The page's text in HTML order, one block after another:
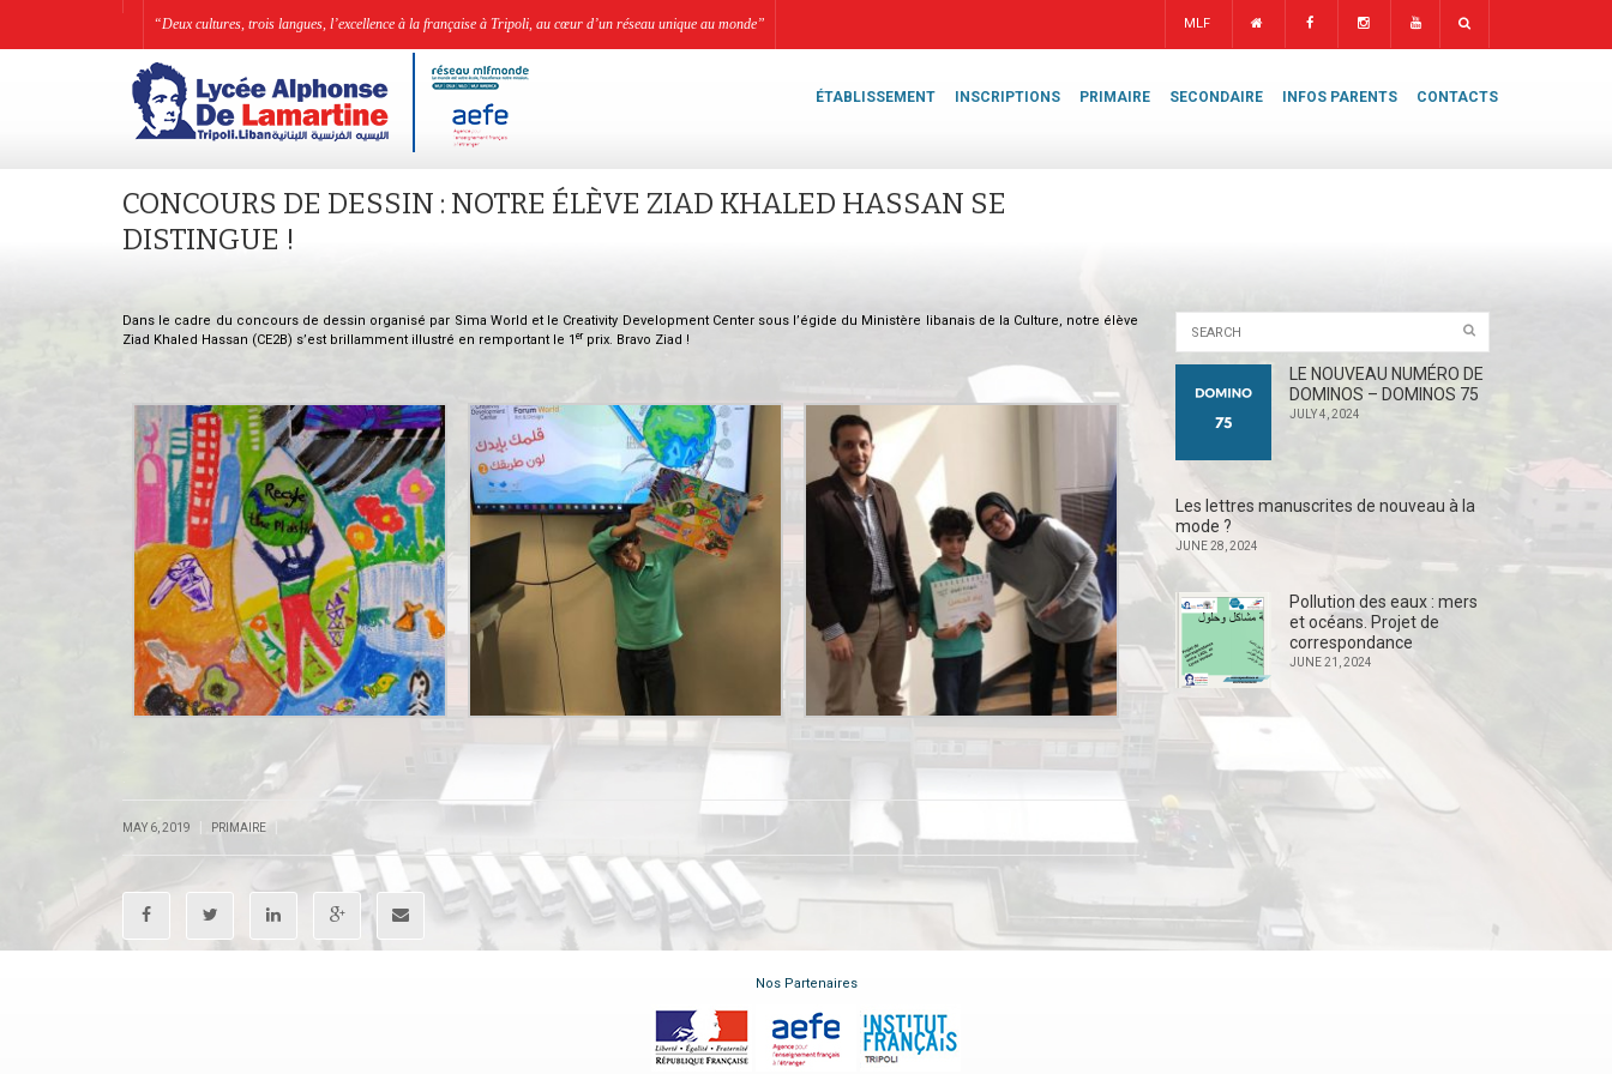
“Deux cultures, trois langues, l’excellence à la française à Tripoli, au cœur d’un réseau unique au monde” MLF
ÉTABLISSEMENT INSCRIPTIONS PRIMAIRE SECONDAIRE INFOS PARENTS CONTACTS
CONCOURS DE DESSIN : NOTRE ÉLÈVE ZIAD KHALED HASSAN SE
DISTINGUE !
Dans le cadre du concours de dessin organisé par Sima World et le Creativity Development Center sous l’égide du Ministère libanais de la Culture, notre élève
Ziad Khaled Hassan (CE2B) s’est brillamment illustré en remportant le 1 erprix. Bravo Ziad !
MAY 6, 2019 | PRIMAIRE
LE NOUVEAU NUMÉRO DE
DOMINOS – DOMINOS 75
JULY 4, 2024
Les lettres manuscrites de nouveau à la
mode ?
JUNE 28, 2024
Pollution des eaux : mers
et océans. Projet de
correspondance
JUNE 21, 2024
Nos Partenaires